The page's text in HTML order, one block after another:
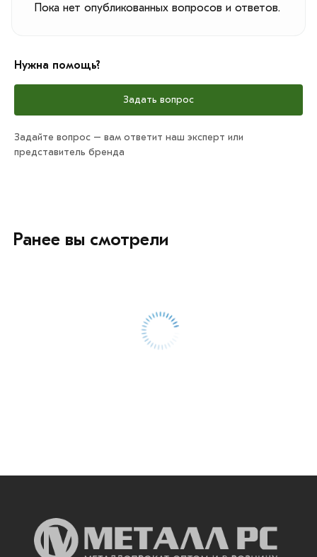
Пока нет опубликованных вопросов и ответов.
Нужна помощь?
Задать вопрос
Задайте вопрос – вам ответит наш эксперт или
представитель бренда
Ранее вы смотрели